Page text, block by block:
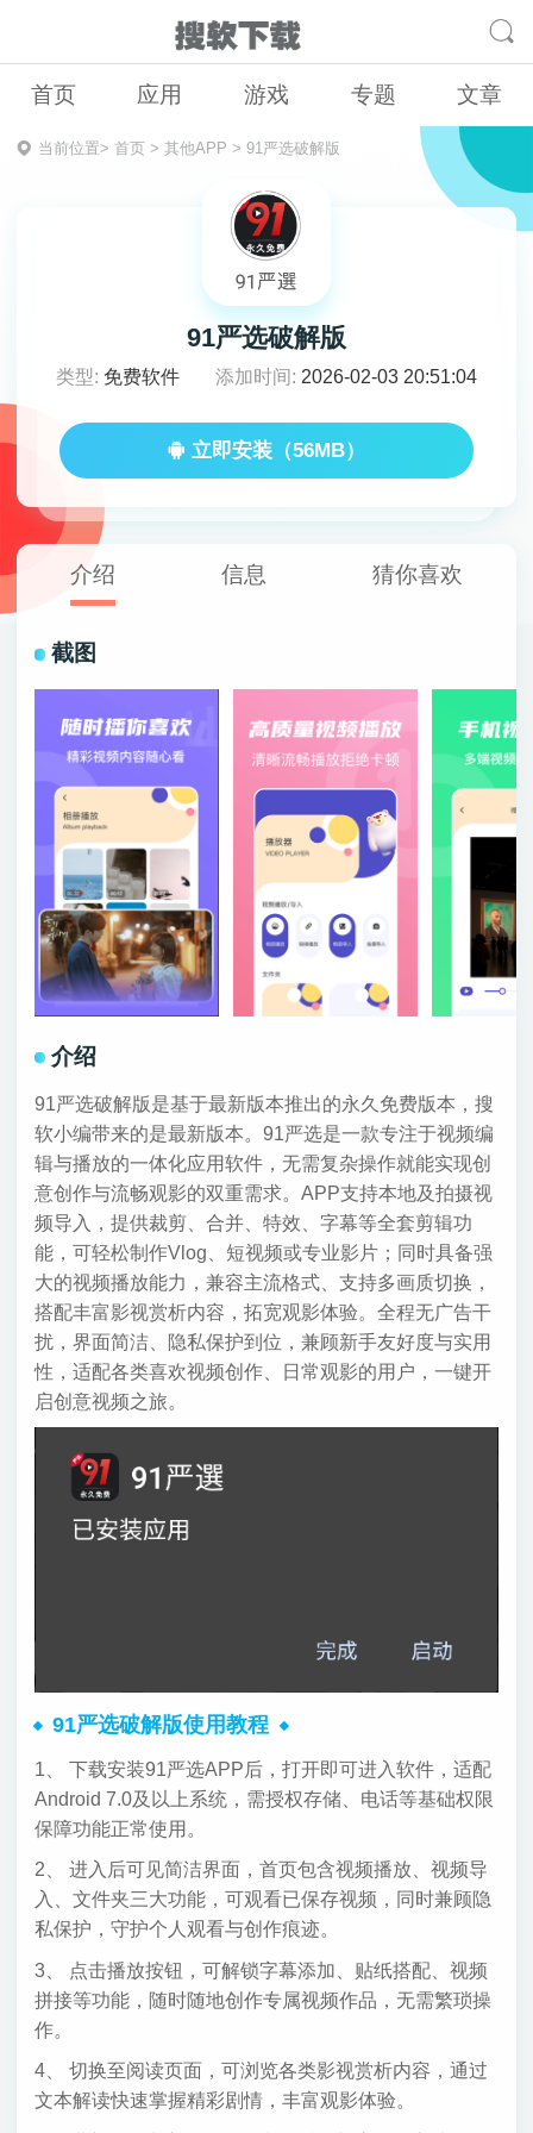
首页 应用 游戏 专题 文章
当前位置> 首页> 其他APP > 91严选破解版
91严选破解版
类型: 免费软件 添加时间: 2026-02-03 20:51:04
立即安装（56MB）
介绍 信息 猜你喜欢
截图
介绍
91严选破解版是基于最新版本推出的永久免费版本，搜
软小编带来的是最新版本。91严选是一款专注于视频编
辑与播放的一体化应用软件，无需复杂操作就能实现创
意创作与流畅观影的双重需求。APP支持本地及拍摄视
频导入，提供裁剪、合并、特效、字幕等全套剪辑功
能，可轻松制作Vlog、短视频或专业影片；同时具备强
大的视频播放能力，兼容主流格式、支持多画质切换，
搭配丰富影视赏析内容，拓宽观影体验。全程无广告干
扰，界面简洁、隐私保护到位，兼顾新手友好度与实用
性，适配各类喜欢视频创作、日常观影的用户，一键开
启创意视频之旅。
91严选破解版使用教程
1、 下载安装91严选APP后，打开即可进入软件，适配
Android 7.0及以上系统，需授权存储、电话等基础权限
保障功能正常使用。
2、 进入后可见简洁界面，首页包含视频播放、视频导
入、文件夹三大功能，可观看已保存视频，同时兼顾隐
私保护，守护个人观看与创作痕迹。
3、 点击播放按钮，可解锁字幕添加、贴纸搭配、视频
拼接等功能，随时随地创作专属视频作品，无需繁琐操
作。
4、 切换至阅读页面，可浏览各类影视赏析内容，通过
文本解读快速掌握精彩剧情，丰富观影体验。